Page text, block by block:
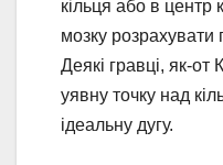
кільця або в
мозку розрахувати
Деякі гравці, як-от
уявну точку над
ідеальну дугу.